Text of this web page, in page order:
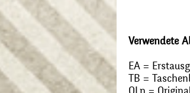
Verwendete
EA =
TB =